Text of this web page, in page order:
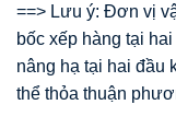
==> Lưu ý: Đơn vị
bốc xếp hàng tại
nâng hạ tại hai đầu
thể thỏa thuận